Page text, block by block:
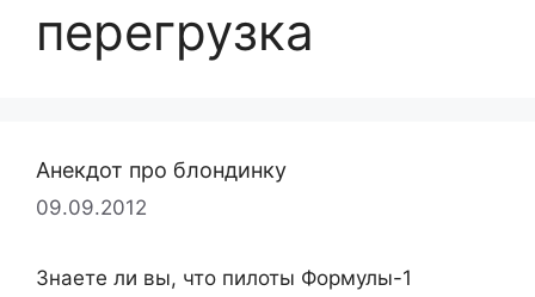
перегрузка
Анекдот про блондинку
09.09.2012
Знаете ли вы, что пилоты Формулы-1